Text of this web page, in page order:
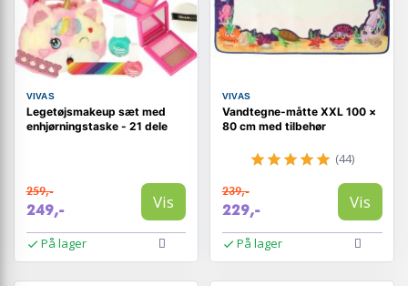
VIVAS
Legetøjsmakeup sæt med
enhjørningstaske - 21 dele
259,-
249,- Vis
På lager
VIVAS
Vandtegne-måtte XXL 100 ×
80 cm med tilbehør
(44)
239,-
229,- Vis
På lager